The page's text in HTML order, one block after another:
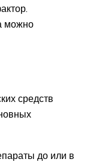
можно
средств
до или в